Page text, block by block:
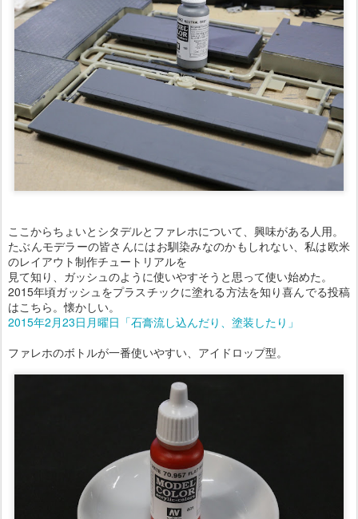
ここからちょいとシタデルとファレホについて、興味がある人用。
たぶんモデラーの皆さんにはお馴染みなのかもしれない、私は欧米
のレイアウト制作チュートリアルを
見て知り、ガッシュのように使いやすそうと思って使い始めた。
2015年頃ガッシュをプラスチックに塗れる方法を知り喜んでる投稿
はこちら。懐かしい。
2015年2月23日月曜日「石膏流し込んだり、塗装したり」
ファレホのボトルが一番使いやすい、アイドロップ型。